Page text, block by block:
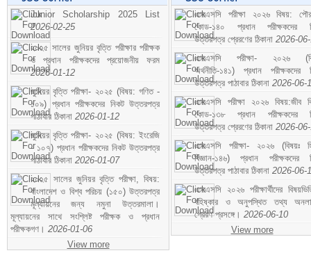
Junior Scholarship 2025 List
2026-02-25
২০২৫ সালের জুনিয়র বৃত্তি পরীক্ষার পরীক্ষক
ও প্রধান পরীক্ষকদের প্রয়োজনীয় ফরম
2026-01-12
জুনিয়র বৃত্তি পরীক্ষা- ২০২৫ (বিষয়: গণিত -
১০৯) প্রধান পরীক্ষকদের নিকট উত্তরপত্র
পাঠাবার ঠিকানা 2026-01-12
জুনিয়র বৃত্তি পরীক্ষা- ২০২৫ (বিষয়: ইংরেজি
- ১০৭) প্রধান পরীক্ষকদের নিকট উত্তরপত্র
পাঠাবার ঠিকানা 2026-01-07
২০২৫ সালের জুনিয়র বৃত্তি পরীক্ষা, বিষয়:
বাংলাদেশ ও বিশ্ব পরিচয় (১৫০) উত্তরপত্র
মূল্যায়নের জন্য নমুনা উত্তরমালা।
মূল্যায়নের সাথে সংশ্লিষ্ট পরীক্ষক ও প্রধান
পরীক্ষকগণ। 2026-01-06
View more
এসএসসি পরীক্ষা ২০২৬ বিষয়:
কোড-১৪০ প্রধান পরীক্ষকদের
উত্তরপত্র প্রেরণের ঠিকানা 2026-
এসএসসি পরীক্ষা- ২০২৬
অর্থনীতি-১৪১) প্রধান পরীক্ষকদের
উত্তরপত্র পাঠাবার ঠিকানা 2026-06-
এসএসসি পরীক্ষা ২০২৬ বিষয়:জীব
কোড-১৩৮ প্রধান পরীক্ষকদের
উত্তরপত্র প্রেরণের ঠিকানা 2026-
এসএসসি পরীক্ষা- ২০২৬ (বিষয়ঃ
বিজ্ঞান-১৪৬) প্রধান পরীক্ষকদের
উত্তরপত্র পাঠাবার ঠিকানা 2026-06-
এসএসসি ২০২৬ পরীক্ষার্থীদের
বহিষ্কার ও অনুপস্থিত তথ্য
প্রেরণ প্রসঙ্গে। 2026-06-10
View more